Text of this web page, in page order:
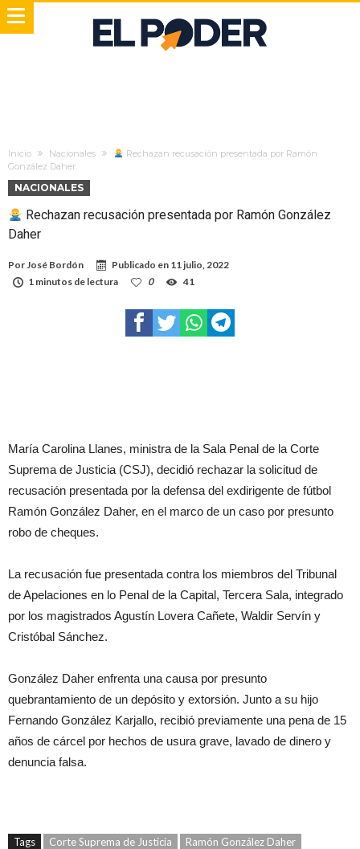
Inicio Nacionales
Rechazan recusación presentada por Ramón
González Daher
NACIONALES
Rechazan recusación presentada por Ramón González
Daher
PorJosé Bordón Publicado en 11 julio, 2022
1 minutos de lectura
0 41
María Carolina Llanes, ministra de la Sala Penal de la Corte
Suprema de Justicia (CSJ), decidió rechazar la solicitud de
recusación presentada por la defensa del exdirigente de fútbol
Ramón González Daher, en el marco de un caso por presunto
robo de cheques.
La recusación fue presentada contra los miembros del Tribunal
de Apelaciones en lo Penal de la Capital, Tercera Sala, integrado
por los magistrados Agustín Lovera Cañete, Waldir Servín y
Cristóbal Sánchez.
González Daher enfrenta una causa por presunto
quebrantamiento de un depósito y extorsión. Junto a su hijo
Fernando González Karjallo, recibió previamente una pena de 15
años de cárcel por hechos de usura grave, lavado de dinero y
denuncia falsa.
Tags Corte Suprema de Justicia
Ramón González Daher